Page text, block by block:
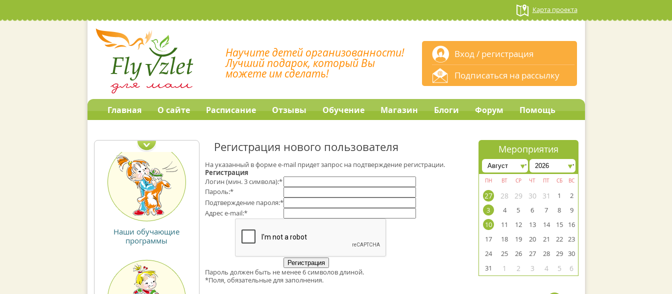
Карта проекта
Научите детей организованности!
Лучший подарок, который Вы
можете им сделать!
Вход/ регистрация
Подписаться на рассылку
Главная О сайте Расписание Отзывы Обучение Магазин Блоги Форум Помощь
программы
класс
Регистрация нового пользователя
На указанный в форме e-mail придет запрос на подтверждение регистрации.
Регистрация
Логин (мин. 3 символа):*
Пароль:*
Подтверждение пароля:*
Адрес e-mail:*
Пароль должен быть не менее 6 символов длиной.
*Поля, обязательные для заполнения.
Мероприятия
ПН ВТ СР ЧТ ПТ СБ ВС
27 28 29 30 31 1
2
3
4 5 6 7 8
9
10
11 12 13 14 15
16
17
18 19 20 21 22 23
24
25 26 27 28 29 30
31
1 2 3 4 5 6